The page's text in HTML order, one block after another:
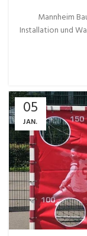
Mannheim
Installation und
05
JAN.